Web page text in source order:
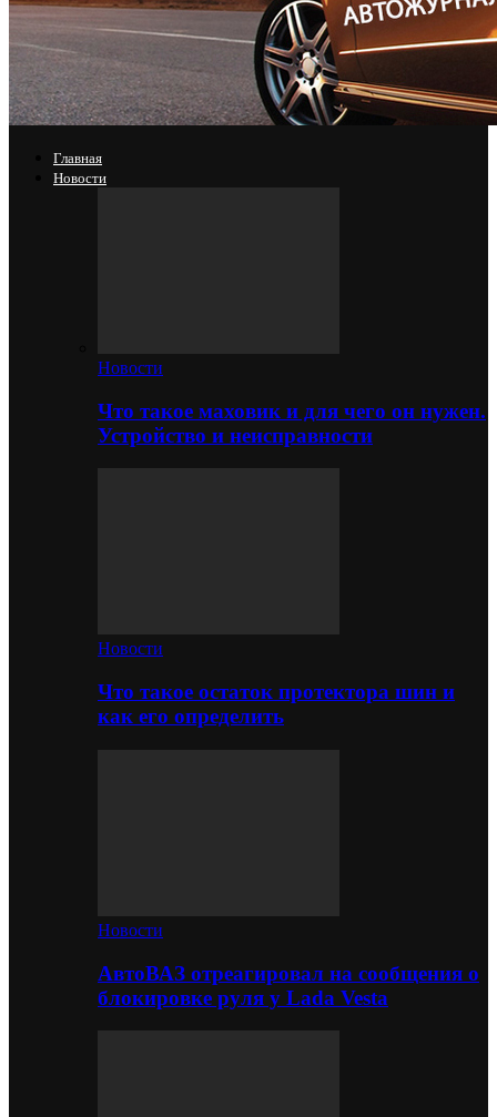
Главная
Новости
Новости
Что такое маховик и для чего он нужен.
Устройство и неисправности
Новости
Что такое остаток протектора шин и
как его определить
Новости
АвтоВАЗ отреагировал на сообщения о
блокировке руля у Lada Vesta